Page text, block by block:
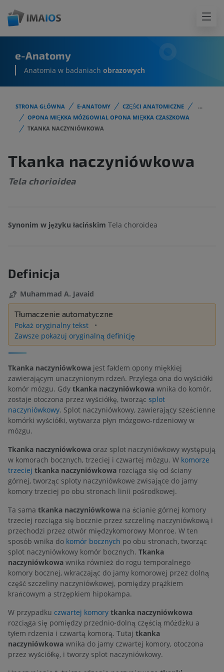
e-Anatomy
Anatomia w badaniach obrazowych
STRONA GŁÓWNA E-ANATOMY CZĘŚCI ANATOMICZNE
...
OPONA MIĘKKA MÓZGOWIAL OPONA MIĘKKA CZASZKOWA
TKANKA NACZYNIÓWKOWA
Tkanka naczyniówkowa
Tela chorioidea
Synonim w języku łacińskim Tela choroidea
Definicja
Muhammad A. Javaid
Tłumaczenie automatyczne
Pokaż oryginalny tekst
Zawsze pokazuj oryginalną definicję
Tkanka naczyniówkowa jest fałdem opony miękkiej
zawierającym unaczynionym rdzeń. Przylega ona do wyściółki
komór mózgu. Gdy tkanka naczyniówkowa wnika do komór,
zostaje otoczona przez wyściółkę, tworząc splot
naczyniówkowy. Splot naczyniówkowy, zawierający sześcienne
komórki wyściółki, wytwarza płyn mózgowo-rdzeniowy w
mózgu.
Tkanka naczyniówkowa oraz splot naczyniówkowy występują
w komorach bocznych, trzeciej i czwartej mózgu. W komorze
trzeciej tkanka naczyniówkowa rozciąga się od ściany
górnej, tworząc sploty naczyniówkowe zwisające do jamy
komory trzeciej po obu stronach linii pośrodkowej.
Ta sama tkanka naczyniówkowa na ścianie górnej komory
trzeciej rozciąga się bocznie przez szczelinę naczyniówkową i
przechodzi przez otwór międzykomorowy Monroe. W ten
sposób wnika do komór bocznych po obu stronach, tworząc
splot naczyniówkowy komór bocznych. Tkanka
naczyniówkowa wnika również do rogu temporalnego
komory bocznej, wkraczając do jamy komorowej przez dolną
część szczeliny naczyniówkowej, pomiędzy prążkiem
krańcowym a strzępkiem hipokampa.
W przypadku czwartej komory tkanka naczyniówkowa
rozciąga się pomiędzy przednio-dolną częścią móżdżku a
tyłem rdzenia i czwartą komorą. Tutaj tkanka
naczyniówkowa wnika do jamy czwartej komory, otoczona
przez wyściółkę, i tworzy splot naczyniówkowy.